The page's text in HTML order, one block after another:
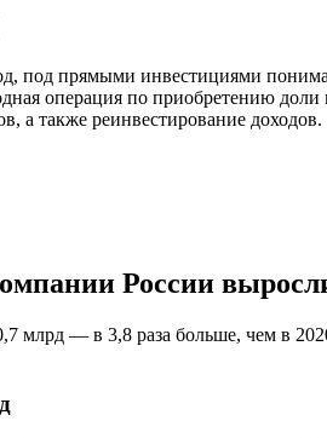
прямыми инвестициями
операция по приобретению
а также реинвестирование доходов.
России
— в 3,8 раза больше, чем в